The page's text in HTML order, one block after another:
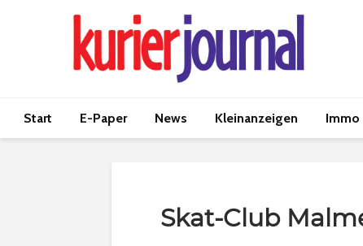
Start E-Paper News Kleinanzeigen Immo
Skat-Club